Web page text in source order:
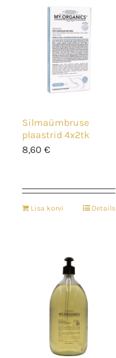
Silmaümbruse
plaastrid 4x2tk
8,60 €
Lisa korvi Details